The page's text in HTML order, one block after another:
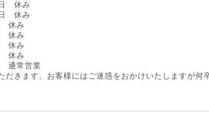
休み
休み
休み
休み
休み
休み
常営業
だきます。お客様にはご迷惑をおかけいたしますが何